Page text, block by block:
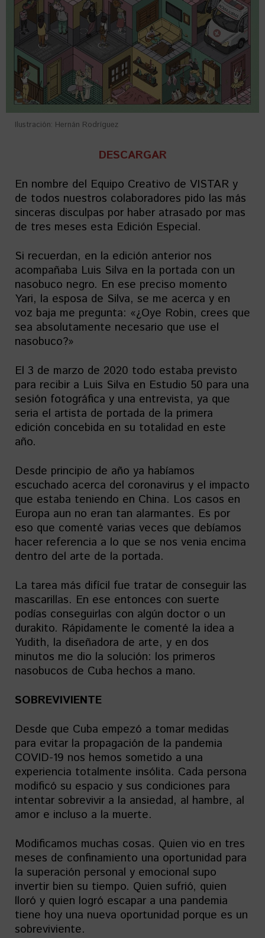
Ilustración: Hernán Rodríguez
DESCARGAR
En nombre del Equipo Creativo de VISTAR y
de todos nuestros colaboradores pido las más
sinceras disculpas por haber atrasado por mas
de tres meses esta Edición Especial.
Si recuerdan, en la edición anterior nos
acompañaba Luis Silva en la portada con un
nasobuco negro. En ese preciso momento
Yari, la esposa de Silva, se me acerca y en
voz baja me pregunta: «¿Oye Robin, crees que
sea absolutamente necesario que use el
nasobuco?»
El 3 de marzo de 2020 todo estaba previsto
para recibir a Luis Silva en Estudio 50 para una
sesión fotográfica y una entrevista, ya que
seria el artista de portada de la primera
edición concebida en su totalidad en este
año.
Desde principio de año ya habíamos
escuchado acerca del coronavirus y el impacto
que estaba teniendo en China. Los casos en
Europa aun no eran tan alarmantes. Es por
eso que comenté varias veces que debíamos
hacer referencia a lo que se nos venia encima
dentro del arte de la portada.
La tarea más difícil fue tratar de conseguir las
mascarillas. En ese entonces con suerte
podías conseguirlas con algún doctor o un
durakito. Rápidamente le comenté la idea a
Yudith, la diseñadora de arte, y en dos
minutos me dio la solución: los primeros
nasobucos de Cuba hechos a mano.
SOBREVIVIENTE
Desde que Cuba empezó a tomar medidas
para evitar la propagación de la pandemia
COVID-19 nos hemos sometido a una
experiencia totalmente insólita. Cada persona
modificó su espacio y sus condiciones para
intentar sobrevivir a la ansiedad, al hambre, al
amor e incluso a la muerte.
Modificamos muchas cosas. Quien vio en tres
meses de confinamiento una oportunidad para
la superación personal y emocional supo
invertir bien su tiempo. Quien sufrió, quien
lloró y quien logró escapar a una pandemia
tiene hoy una nueva oportunidad porque es un
sobreviviente.